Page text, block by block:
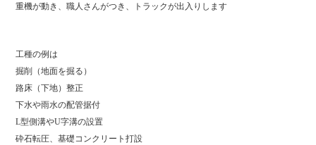
重機が動き、職人さんがつき、トラックが出入りします
工種の例は
掘削（地面を掘る）
路床（下地）整正
下水や雨水の配管据付
L型側溝やU字溝の設置
砕石転圧、基礎コンクリート打設